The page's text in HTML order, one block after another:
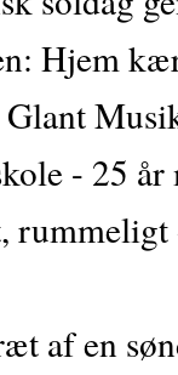
Hjem
Glant
- 25 år
rummeligt
af en